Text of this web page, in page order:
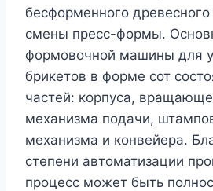
бесформенного древесного
смены пресс-формы.
формовочной машины для
брикетов в форме сот
частей: корпуса,
механизма подачи,
механизма и конвейера.
степени автоматизации
процесс может быть